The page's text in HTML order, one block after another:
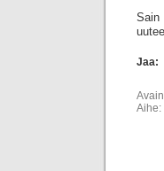
Sain
Jaa:
Aihe: